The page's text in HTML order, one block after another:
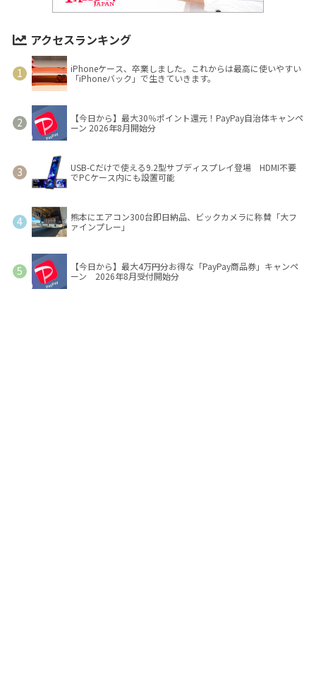
アクセスランキング
iPhoneケース、卒業しました。これからは最高に使いやすい
「iPhoneバック」で生きていきます。
【今日から】最大30％ポイント還元！PayPay自治体キャンペ
ーン 2026年8月開始分
USB-Cだけで使える9.2型サブディスプレイ登場 HDMI不要
でPCケース内にも設置可能
熊本にエアコン300台即日納品、ビックカメラに称賛「大フ
ァインプレー」
【今日から】最大4万円分お得な「PayPay商品券」キャンペ
ーン 2026年8月受付開始分